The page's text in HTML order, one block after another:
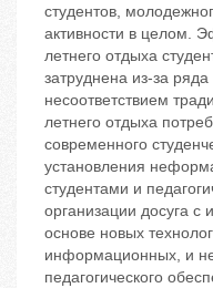
студентов,
активности в целом.
летнего отдыха
затруднена из-за
несоответствием
летнего отдыха
современного
установления
студентами и
организации досуга
основе новых
информационных, и
педагогического